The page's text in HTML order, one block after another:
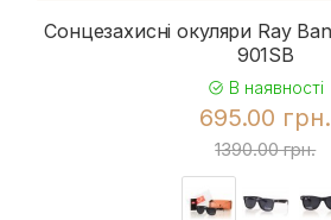
Сонцезахисні окуляри Ray
901SB
В наявності
695.00 грн.
1390.00 грн.